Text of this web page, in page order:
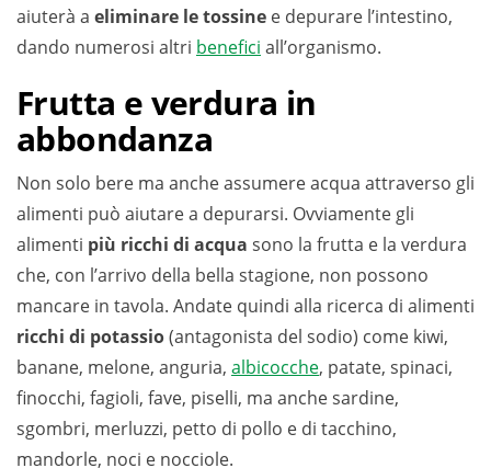
aiuterà a eliminare le tossine e depurare l’intestino,
dando numerosi altri benefici all’organismo.
Frutta e verdura in
abbondanza
Non solo bere ma anche assumere acqua attraverso gli
alimenti può aiutare a depurarsi. Ovviamente gli
alimenti più ricchi di acqua sono la frutta e la verdura
che, con l’arrivo della bella stagione, non possono
mancare in tavola. Andate quindi alla ricerca di alimenti
ricchi di potassio(antagonista del sodio) come kiwi,
banane, melone, anguria, albicocche, patate, spinaci,
finocchi, fagioli, fave, piselli, ma anche sardine,
sgombri, merluzzi, petto di pollo e di tacchino,
mandorle, noci e nocciole.